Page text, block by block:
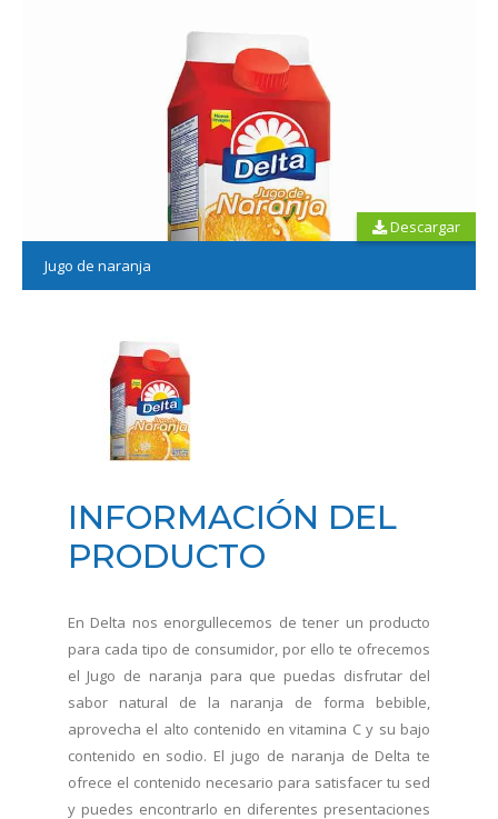
Jugo de naranja
Descargar
INFORMACIÓN DEL
PRODUCTO
En Delta nos enorgullecemos de tener un producto
para cada tipo de consumidor, por ello te ofrecemos
el Jugo de naranja para que puedas disfrutar del
sabor natural de la naranja de forma bebible,
aprovecha el alto contenido en vitamina C y su bajo
contenido en sodio. El jugo de naranja de Delta te
ofrece el contenido necesario para satisfacer tu sed
y puedes encontrarlo en diferentes presentaciones